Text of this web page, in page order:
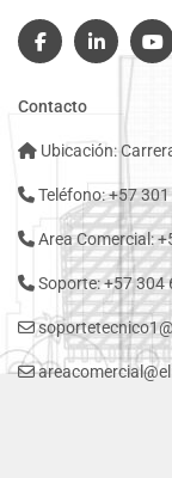
Contacto
Ubicación:
Teléfono: +57
Area Comercial:
Soporte: +57 304